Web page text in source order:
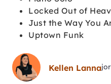
Locked Out of
Just the Way You
Uptown Funk
Kellen Lanna